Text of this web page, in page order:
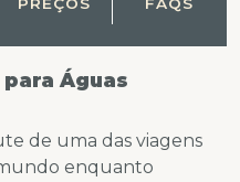
para Águas
de uma das viagens
enquanto